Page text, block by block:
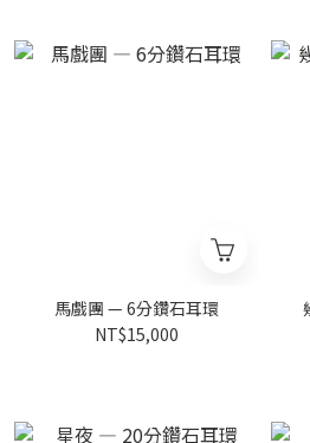
馬戲團 — 6分鑽石耳環
NT$15,000